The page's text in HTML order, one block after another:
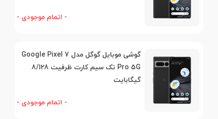
- اتمام موجودی -
گوشی موبایل گوگل مدل Google Pixel 7
Pro 5G تک‌ سیم کارت ظرفیت 8/128
گیگابایت
- اتمام موجودی -